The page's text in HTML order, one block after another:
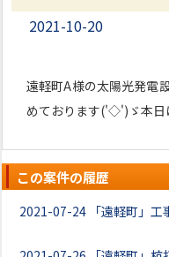
2021-10-20
遠軽町A様の太陽光発電
めております('◇')ゞ本
この案件の履歴
2021-07-24 「遠軽町」